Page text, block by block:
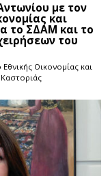
με τον
και
το ΣΔΑΜ και το
του
Οικονομίας και